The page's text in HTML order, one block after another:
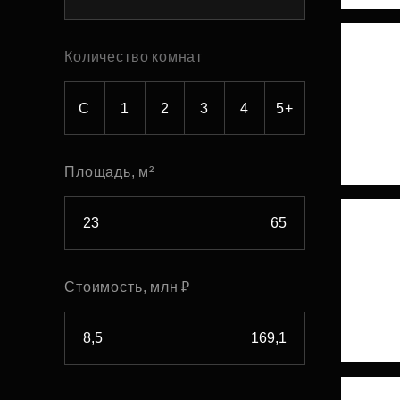
Рефинансирование
Количество комнат
С 1 2 3 4 5+
Площадь, м²
Стоимость, млн ₽